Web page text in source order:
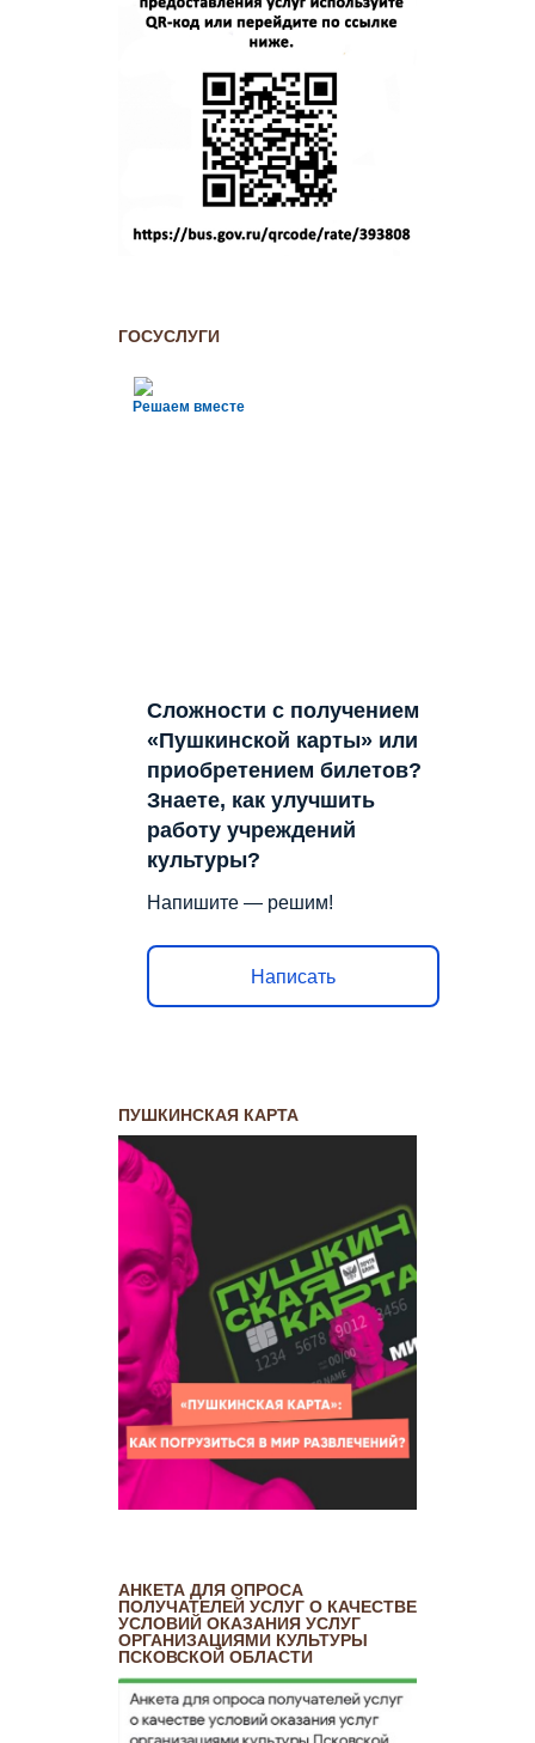
ГОСУСЛУГИ
Решаем вместе
Сложности с получением
«Пушкинской карты» или
приобретением билетов?
Знаете, как улучшить
работу учреждений
культуры?
Напишите — решим!
Написать
ПУШКИНСКАЯ КАРТА
АНКЕТА ДЛЯ ОПРОСА
ПОЛУЧАТЕЛЕЙ УСЛУГ О КАЧЕСТВЕ
УСЛОВИЙ ОКАЗАНИЯ УСЛУГ
ОРГАНИЗАЦИЯМИ КУЛЬТУРЫ
ПСКОВСКОЙ ОБЛАСТИ